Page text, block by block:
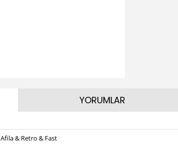
Afila & Retro & Fast
YORUMLAR